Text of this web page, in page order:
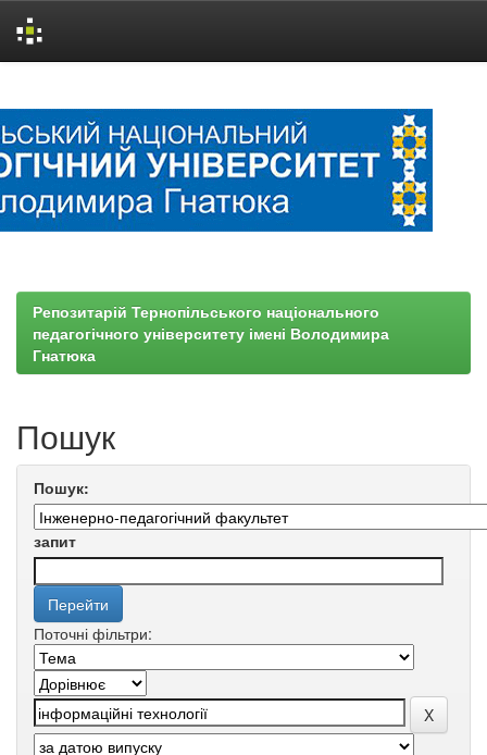
Репозитарій Тернопільського національного
педагогічного університету імені Володимира
Гнатюка
Пошук
Пошук:
запит
Поточні фільтри: